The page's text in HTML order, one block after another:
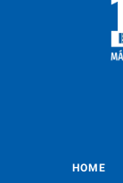
HOME